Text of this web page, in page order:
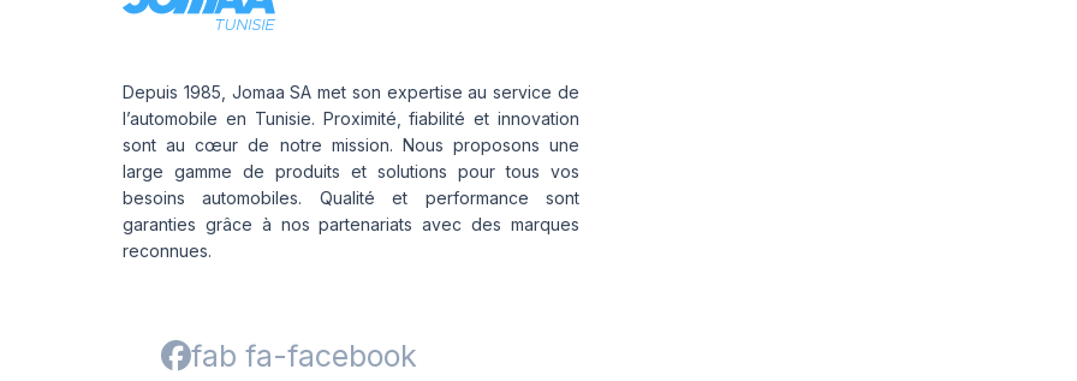
Depuis 1985, Jomaa SA met son expertise au service de
l’automobile en Tunisie. Proximité, fiabilité et innovation
sont au cœur de notre mission. Nous proposons une
large gamme de produits et solutions pour tous vos
besoins automobiles. Qualité et performance sont
garanties grâce à nos partenariats avec des marques
reconnues.
fab fa-facebook